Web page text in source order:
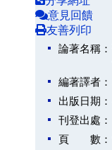
意見回饋
友善列印
論著名稱：
編著譯者：
出版日期：
刊登出處：
頁 數：